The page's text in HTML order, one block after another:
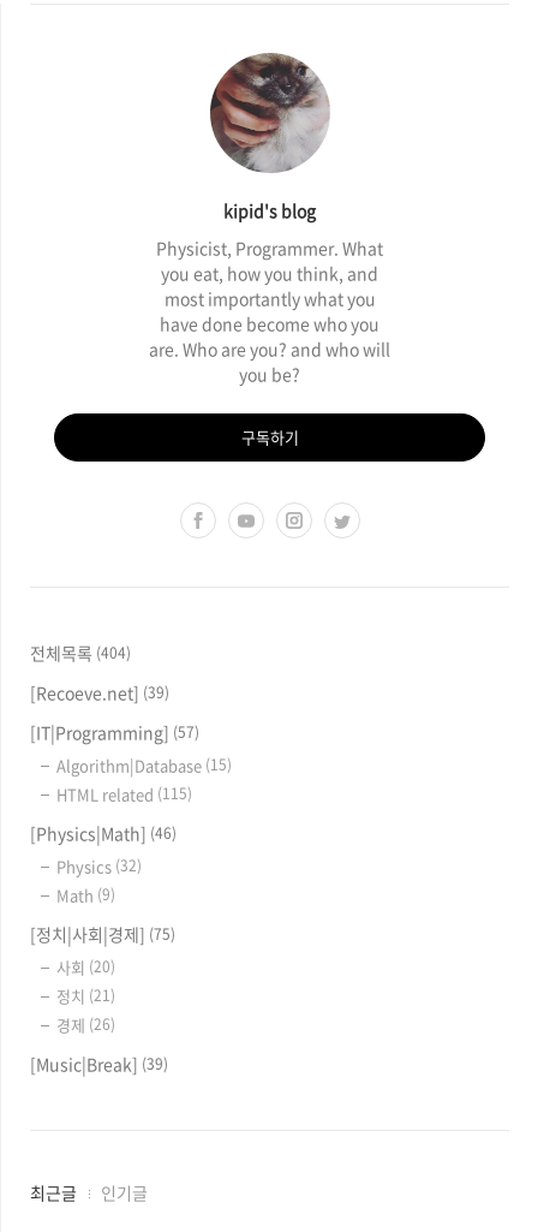
kipid's blog
Physicist, Programmer. What
you eat, how you think, and
most importantly what you
have done become who you
are. Who are you? and who will
you be?
구독하기
전체목록 (404)
[Recoeve.net] (39)
[IT|Programming] (57)
Algorithm|Database (15)
HTML related (115)
[Physics|Math] (46)
Physics (32)
Math (9)
[정치|사회|경제] (75)
사회 (20)
정치 (21)
경제 (26)
[Music|Break] (39)
최
최근글 인기글